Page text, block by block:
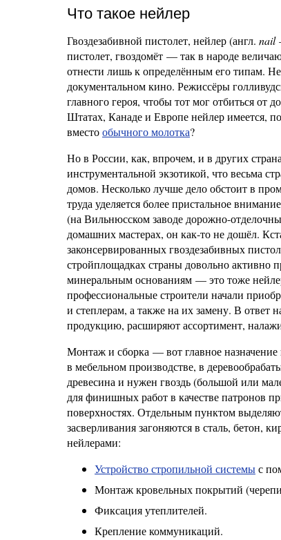
Что такое нейлер
Гвоздезабивной пистолет, нейлер (англ. nail
пистолет, гвоздомёт — так в народе
отнести лишь к определённым его типам. Не
документальном кино. Режиссёры
главного героя, чтобы тот мог отбиться
Штатах, Канаде и Европе нейлер имеется,
вместообычного молотка?
Но в России, как, впрочем, и в других
инструментальной экзотикой, что весьма
домов. Несколько лучше дело обстоит в
труда уделяется более пристальное
(на Вильнюсском заводе дорожно-
домашних мастерах, он как-то не дошёл.
законсервированных гвоздезабивных
стройплощадках страны довольно активно
минеральным основаниям — это тоже
профессиональные строители начали
и степлерам, а также на их замену. В
продукцию, расширяют ассортимент,
Монтаж и сборка — вот главное
в мебельном производстве, в
древесина и нужен гвоздь (большой или
для финишных работ в качестве патронов
поверхностях. Отдельным пунктом
засверливания загоняются в сталь, бетон,
нейлерами:
Устройство стропильной системыс
Монтаж кровельных покрытий
Фиксация утеплителей.
Крепление коммуникаций.